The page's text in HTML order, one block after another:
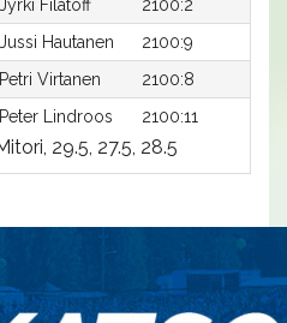
Jyrki Filatoff 2100:2
Jussi Hautanen 2100:9
Petri Virtanen 2100:8
Peter Lindroos 2100:11
29.5, 27.5, 28.5